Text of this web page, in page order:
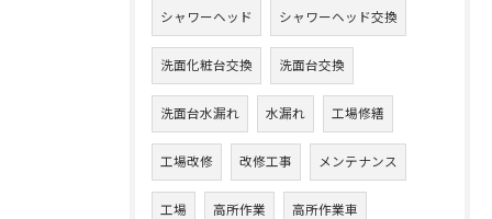
シャワーヘッド シャワーヘッド交換
洗面化粧台交換 洗面台交換
洗面台水漏れ 水漏れ 工場修繕
工場改修 改修工事 メンテナンス
工場 高所作業 高所作業車